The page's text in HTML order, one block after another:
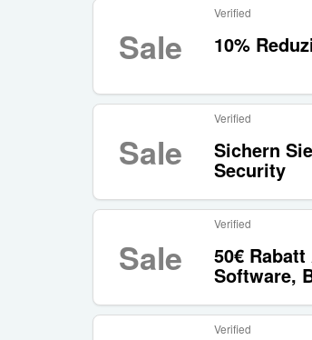
Sale
Verified
10%
Sale
Verified
Sichern
Security
Sale
Verified
50€
Software,
Verified